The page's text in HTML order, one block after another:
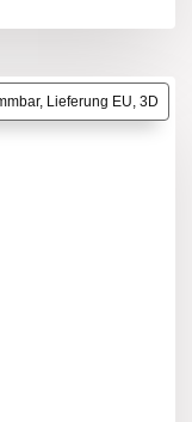
Lieferung EU, 3D